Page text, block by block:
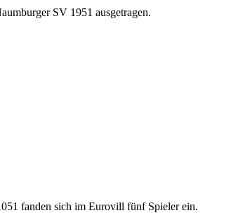
SV 1951 ausgetragen.
fanden sich im Eurovill fünf Spieler ein.